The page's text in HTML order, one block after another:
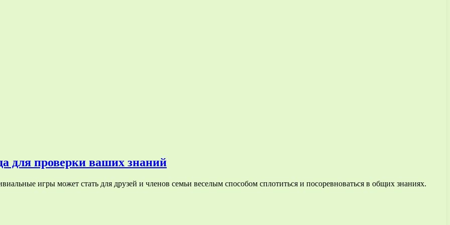
для проверки ваших знаний
игры может стать для друзей и членов семьи веселым способом сплотиться и посоревноваться в общих знаниях.